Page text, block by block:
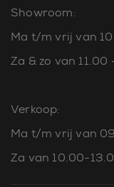
Showroom:
Ma t/m vrij van
Za & zo van 11.00
Verkoop:
Ma t/m vrij van
Za van 10.00-